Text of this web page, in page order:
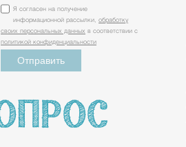
Я согласен на получение
информационной рассылки, обработку
своих персональных данных
в соответствии с
политикой конфиденциальности